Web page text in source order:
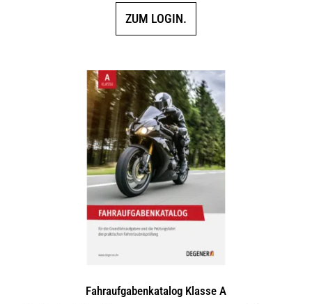
ZUM LOGIN.
Fahraufgabenkatalog Klasse A